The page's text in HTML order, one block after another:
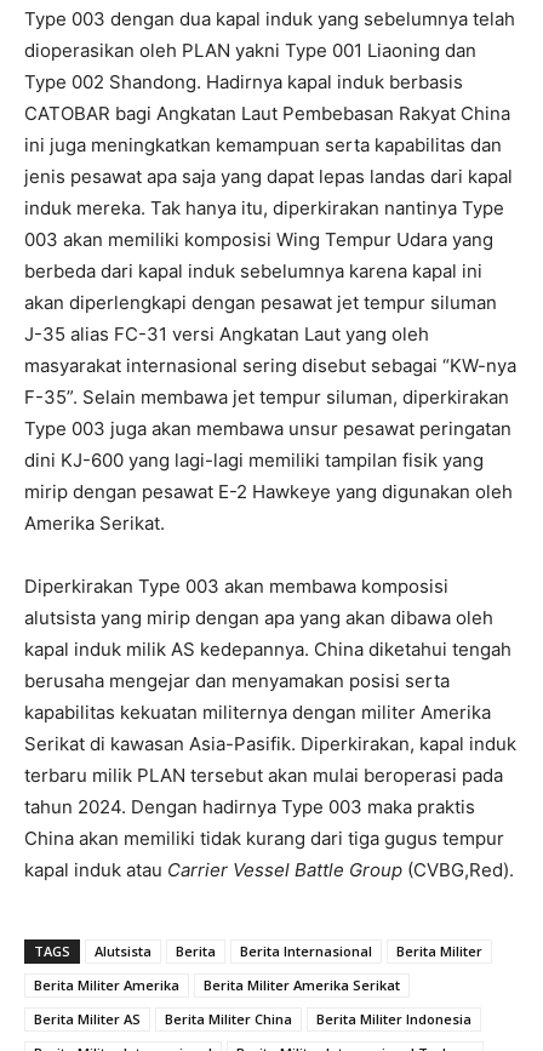
Type 003 dengan dua kapal induk yang sebelumnya telah
dioperasikan oleh PLAN yakni Type 001 Liaoning dan
Type 002 Shandong. Hadirnya kapal induk berbasis
CATOBAR bagi Angkatan Laut Pembebasan Rakyat China
ini juga meningkatkan kemampuan serta kapabilitas dan
jenis pesawat apa saja yang dapat lepas landas dari kapal
induk mereka. Tak hanya itu, diperkirakan nantinya Type
003 akan memiliki komposisi Wing Tempur Udara yang
berbeda dari kapal induk sebelumnya karena kapal ini
akan diperlengkapi dengan pesawat jet tempur siluman
J-35 alias FC-31 versi Angkatan Laut yang oleh
masyarakat internasional sering disebut sebagai “KW-nya
F-35”. Selain membawa jet tempur siluman, diperkirakan
Type 003 juga akan membawa unsur pesawat peringatan
dini KJ-600 yang lagi-lagi memiliki tampilan fisik yang
mirip dengan pesawat E-2 Hawkeye yang digunakan oleh
Amerika Serikat.
Diperkirakan Type 003 akan membawa komposisi
alutsista yang mirip dengan apa yang akan dibawa oleh
kapal induk milik AS kedepannya. China diketahui tengah
berusaha mengejar dan menyamakan posisi serta
kapabilitas kekuatan militernya dengan militer Amerika
Serikat di kawasan Asia-Pasifik. Diperkirakan, kapal induk
terbaru milik PLAN tersebut akan mulai beroperasi pada
tahun 2024. Dengan hadirnya Type 003 maka praktis
China akan memiliki tidak kurang dari tiga gugus tempur
kapal induk atau Carrier Vessel Battle Group (CVBG,Red).
TAGS Alutsista Berita Berita Internasional
Berita Militer
Berita Militer Amerika
Berita Militer Amerika Serikat
Berita Militer AS
Berita Militer China
Berita Militer Indonesia